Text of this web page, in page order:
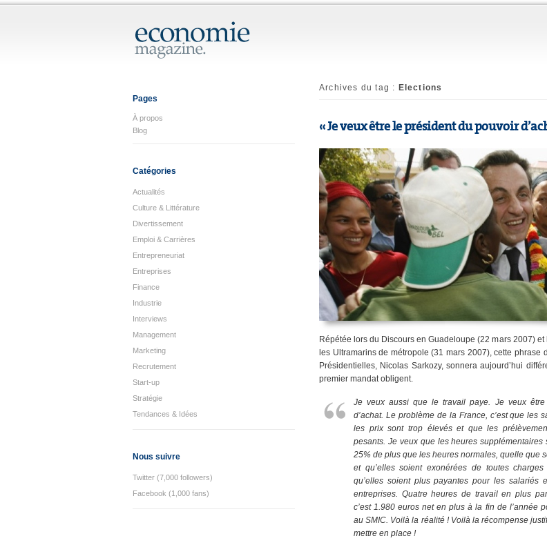
Pages
À propos
Blog
Catégories
Actualités
Culture & Littérature
Divertissement
Emploi & Carrières
Entrepreneuriat
Entreprises
Finance
Industrie
Interviews
Management
Marketing
Recrutement
Start-up
Stratégie
Tendances & Idées
Nous suivre
Twitter (7,000 followers)
Facebook (1,000 fans)
Archives du tag : Elections
« Je veux être le président du pouvoir
Répétée lors du Discours en Guadeloupe (22 mars 2007)
les Ultramarins de métropole (31 mars 2007), cette phrase
Présidentielles, Nicolas Sarkozy, sonnera aujourd’hui
premier mandat obligent.
Je veux aussi que le travail paye. Je veux
d’achat. Le problème de la France, c’est que les
les prix sont trop élevés et que les
pesants. Je veux que les heures supplémentaires
25% de plus que les heures normales, quelle que
et qu’elles soient exonérées de toutes
qu’elles soient plus payantes pour les salariés
entreprises. Quatre heures de travail en plus
c’est 1.980 euros net en plus à la fin de l’année
au SMIC. Voilà la réalité ! Voilà la récompense
mettre en place !